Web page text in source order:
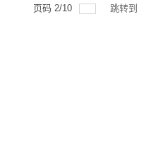
页码2/10 跳转到